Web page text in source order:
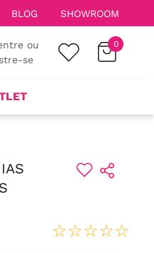
BLOG SHOWROOM
ou
se
0
☆☆☆☆☆